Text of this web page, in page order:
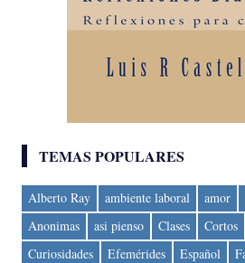
TEMAS POPULARES
Alberto Ray ambiente laboral amor
Anonimas
asi pienso Clases Cortos
Curiosidades
Efemérides Español